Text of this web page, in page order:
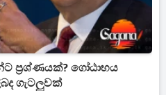
ප්‍රශ්ණයක්? ගෝඨාභය
ගැටලුවක්